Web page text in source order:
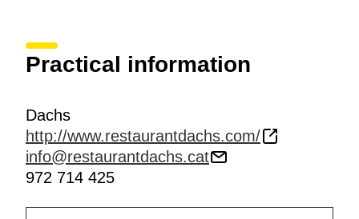
Practical information
Dachs
http://www.restaurantdachs.com/
info@restaurantdachs.cat
972 714 425